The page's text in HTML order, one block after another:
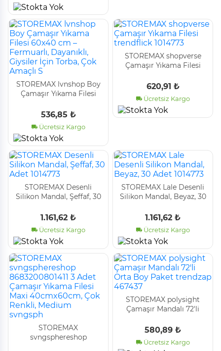
STOREMAX lvnshop Boy
Çamaşır Yıkama Filesi
Dayanıklı, Giysiler İçin
Torba, Çok Amaçlı S
536,85 ₺
Ücretsiz Kargo
STOREMAX shopverse
Çamaşır Yıkama Filesi
620,91 ₺
Ücretsiz Kargo
STOREMAX Desenli
Silikon Mandal, Şeffaf, 30
1.161,62 ₺
Ücretsiz Kargo
STOREMAX Lale Desenli
Silikon Mandal, Beyaz, 30
1.161,62 ₺
Ücretsiz Kargo
STOREMAX
svngsphereshop
STOREMAX polysight
Çamaşır Mandalı 72'li
467437
580,89 ₺
Ücretsiz Kargo